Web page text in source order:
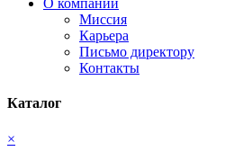
О компании
Миссия
Карьера
Письмо директору
Контакты
Каталог
×